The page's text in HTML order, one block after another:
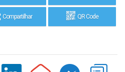
Compartilhar QR Code